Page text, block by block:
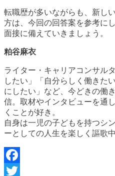
転職歴が多いながらも、新し
方は、今回の回答案を参考に
面接に備えていきましょう。
粕谷麻衣
ライター・キャリアコンサル
したい」「自分らしく働きた
にしたい」など、今どきの働
信。取材やインタビューを通
くことが好き。
自身は一児の子どもを持つシ
ーとしての人生を楽しく謳歌中
Facebook